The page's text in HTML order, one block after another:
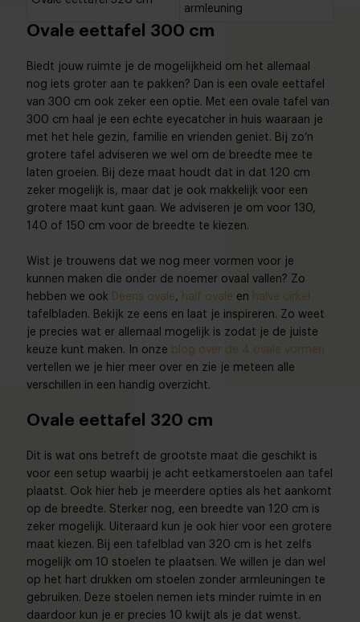
armleuning
Ovale eettafel 300 cm
Biedt jouw ruimte je de mogelijkheid om het allemaal
nog iets groter aan te pakken? Dan is een ovale eettafel
van 300 cm ook zeker een optie. Met een ovale tafel van
300 cm haal je een echte eyecatcher in huis waaraan je
met het hele gezin, familie en vrienden geniet. Bij zo’n
grotere tafel adviseren we wel om de breedte mee te
laten groeien. Bij deze maat houdt dat in dat 120 cm
zeker mogelijk is, maar dat je ook makkelijk voor een
grotere maat kunt gaan. We adviseren je om voor 130,
140 of 150 cm voor de breedte te kiezen.
Wist je trouwens dat we nog meer vormen voor je
kunnen maken die onder de noemer ovaal vallen? Zo
hebben we ook Deens ovale, half ovale en halve cirkel
tafelbladen. Bekijk ze eens en laat je inspireren. Zo weet
je precies wat er allemaal mogelijk is zodat je de juiste
keuze kunt maken. In onze blog over de 4 ovale vormen
vertellen we je hier meer over en zie je meteen alle
verschillen in een handig overzicht.
Ovale eettafel 320 cm
Dit is wat ons betreft de grootste maat die geschikt is
voor een setup waarbij je acht eetkamerstoelen aan tafel
plaatst. Ook hier heb je meerdere opties als het aankomt
op de breedte. Sterker nog, een breedte van 120 cm is
zeker mogelijk. Uiteraard kun je ook hier voor een grotere
maat kiezen. Bij een tafelblad van 320 cm is het zelfs
mogelijk om 10 stoelen te plaatsen. We willen je dan wel
op het hart drukken om stoelen zonder armleuningen te
gebruiken. Deze stoelen nemen iets minder ruimte in en
daardoor kun je er precies 10 kwijt als je dat wenst.